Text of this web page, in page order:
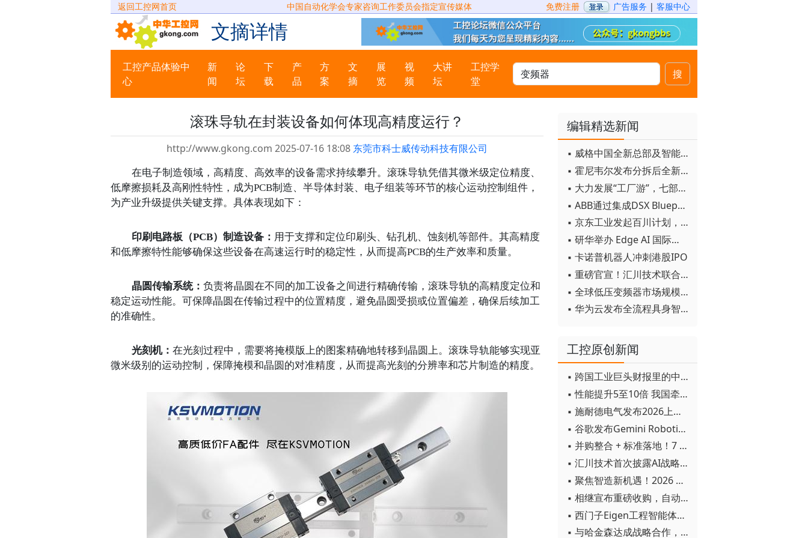
返回工控网首页 中国自动化学会专家咨询工作委员会指定宣传媒体 免费注册 广告服务 | 客服中心
文摘详情
工控产品体验中
心
新
闻
论
坛
下
载
产
品
方
案
文
摘
展
览
视
频
大讲
坛
工控学
堂
搜
滚珠导轨在封装设备如何体现高精度运行？
http://www.gkong.com 2025-07-16 18:08 东莞市科士威传动科技有限公司
在电子制造领域，高精度、高效率的设备需求持续攀升。滚珠导轨凭借其微米级定位精度、
低摩擦损耗及高刚性特性，成为PCB制造、半导体封装、电子组装等环节的核心运动控制组件，
为产业升级提供关键支撑。 具体表现如下 ：
印刷电路板（PCB）制造设备： 用于支撑和定位印刷头、钻孔机、蚀刻机等部件。其高精度
和低摩擦特性能够确保这些设备在高速运行时的稳定性，从而提高PCB的生产效率和质量。
晶圆传输系统： 负责将晶圆在不同的加工设备之间进行精确传输，滚珠导轨的高精度定位和
稳定运动性能。可保障晶圆在传输过程中的位置精度，避免晶圆受损或位置偏差，确保后续加工
的准确性。
光刻机： 在光刻过程中，需要将掩模版上的图案精确地转移到晶圆上。滚珠导轨能够实现亚
微米级别的运动控制，保障掩模和晶圆的对准精度，从而提高光刻的分辨率和芯片制造的精度。
编辑精选新闻
▪ 威格中国全新总部及智能工厂启用
▪ 霍尼韦尔发布分拆后全新品牌：霍尼韦尔科技与霍尼韦尔航空航天
▪ 大力发展“工厂游”，七部门联合发文！
▪ ABB通过集成DSX Blueprint AI基础设施，扩大与英伟达的合作
▪ 京东工业发起百川计划， 构建工业大模型新生态
▪ 研华举办 Edge AI 国际论坛
▪ 卡诺普机器人冲刺港股IPO
▪ 重磅官宣！汇川技术联合发起 D12 联盟，开创产教融合新范式
▪ 全球低压变频器市场规模2030年将超170亿美元
▪ 华为云发布全流程具身智能开发平台CloudRobo
工控原创新闻
▪ 跨国工业巨头财报里的中国成绩单
▪ 性能提升5至10倍 我国牵头制定的WiTSnet工业以太网国际标准正式发布
▪ 施耐德电气发布2026上半年可持续发展成绩单 "Impact 2030"路线图开局稳健
▪ 谷歌发布Gemini Robotics 2模型 实现人形机器人全身智能控制突破
▪ 并购整合 + 标准落地！7 月工业自动化产业动态速递
▪ 汇川技术首次披露AI战略进展：从两个方面推动“AI业务化”落地
▪ 聚焦智造新机遇！2026 青岛数字化及智能制造技术论坛圆满落幕
▪ 相继宣布重磅收购，自动化巨头新一轮并购潮剑指何方？
▪ 西门子Eigen工程智能体落地中国，工业AI跨越物理世界“确定性”拐点
▪ 与哈金森达成战略合作，乐聚机器人何以持续获得工业巨头青睐？